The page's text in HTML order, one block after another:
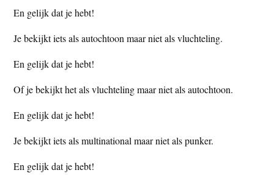
En gelijk dat je hebt!
Je bekijkt iets als autochtoon maar niet als vluchteling.
En gelijk dat je hebt!
Of je bekijkt het als vluchteling maar niet als autochtoon.
En gelijk dat je hebt!
Je bekijkt iets als multinational maar niet als punker.
En gelijk dat je hebt!